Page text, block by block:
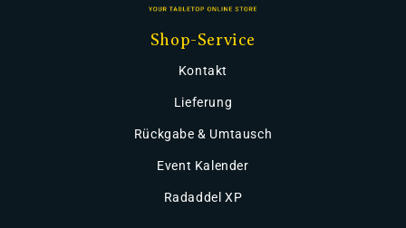
Shop-Service
Kontakt
Lieferung
Rückgabe & Umtausch
Event Kalender
Radaddel XP